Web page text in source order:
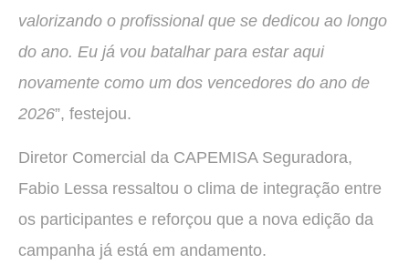
valorizando o profissional que se dedicou ao longo
do ano. Eu já vou batalhar para estar aqui
novamente como um dos vencedores do ano de
2026”, festejou.
Diretor Comercial da CAPEMISA Seguradora,
Fabio Lessa ressaltou o clima de integração entre
os participantes e reforçou que a nova edição da
campanha já está em andamento.